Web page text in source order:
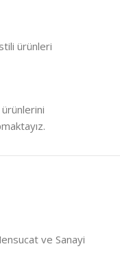
ürünleri
ve Sanayi